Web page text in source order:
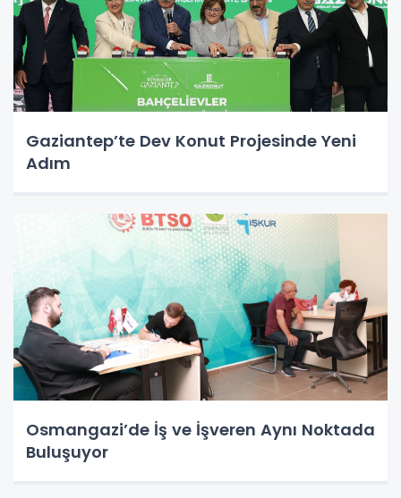
Gaziantep’te Dev Konut Projesinde Yeni
Adım
Osmangazi’de İş ve İşveren Aynı Noktada
Buluşuyor